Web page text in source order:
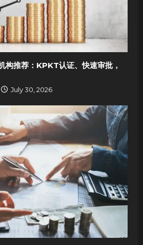
构推荐：KPKT认证、快速审批，
July 30, 2026